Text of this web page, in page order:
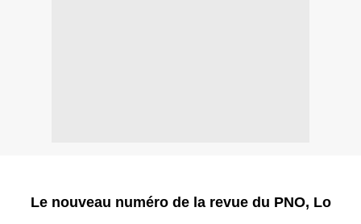
Le nouveau numéro de la revue du PNO, Lo